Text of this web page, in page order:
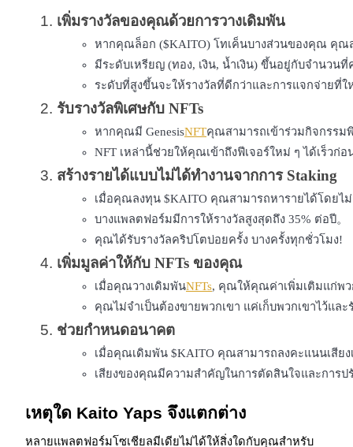
พาวเวอร์พิกกี้
รับรางวัลการแข่งขันทุกวัน
การปักหลัก
ผลตอบแทนสูงและเข้าถึงได้ทันที
เพิ่มรางวัลของคุณด้วยการวางเดิมพัน
หากคุณล็อก ($KAITO) โทเค็นบางส่วนของคุณ คุณ
มีระดับเหรียญ (ทอง, เงิน, น้ำเงิน) ขึ้นอยู่กับจำนวน
ระดับที่สูงขึ้นจะให้รางวัลที่ดีกว่าและการแจกจ่ายที่
รับรางวัลพิเศษกับ NFTs
หากคุณมี GenesisNFTคุณสามารถเข้าร่วมกิจกรรม
NFT เหล่านี้ช่วยให้คุณเข้าถึงฟีเจอร์ใหม่ ๆ ได้เร็วก่อ
สร้างรายได้แบบไม่ได้ทำงานจากการ Staking
เมื่อคุณลงทุน $KAITO คุณสามารถหารายได้โดยไม่
บางแพลตฟอร์มมีการให้รางวัลสูงสุดถึง 35% ต่อปี。
คุณได้รับรางวัลคริปโตบ่อยครั้ง บางครั้งทุกชั่วโมง!
เพิ่มมูลค่าให้กับ NFTs ของคุณ
เมื่อคุณวางเดิมพันNFTs, คุณให้คุณค่าเพิ่มเติมแก่พว
คุณไม่จำเป็นต้องขายพวกเขา แค่เก็บพวกเขาไว้และ
ช่วยกำหนดอนาคต
เมื่อคุณเดิมพัน $KAITO คุณสามารถลงคะแนนเสีย
เสียงของคุณมีความสำคัญในการตัดสินใจและการป
เหตุใด Kaito Yaps จึงแตกต่าง
หลายแพลตฟอร์มโซเชียลมีเดียไม่ได้ให้สิ่งใดกับคุณสำหรับ